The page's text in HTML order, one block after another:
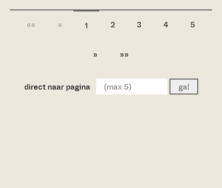
«« « 1 2 3 4 5
» »»
direct naar pagina ga!